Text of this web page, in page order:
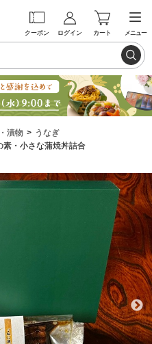
クーポン ログイン カート メニュー
漬物
うなぎ
素・小さな蒲焼丼詰合